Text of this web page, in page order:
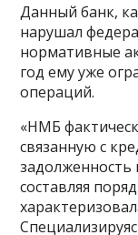
Данный банк,
нарушал
нормативные
год ему уже
операций.
«НМБ
связанную с
задолженность
составляя